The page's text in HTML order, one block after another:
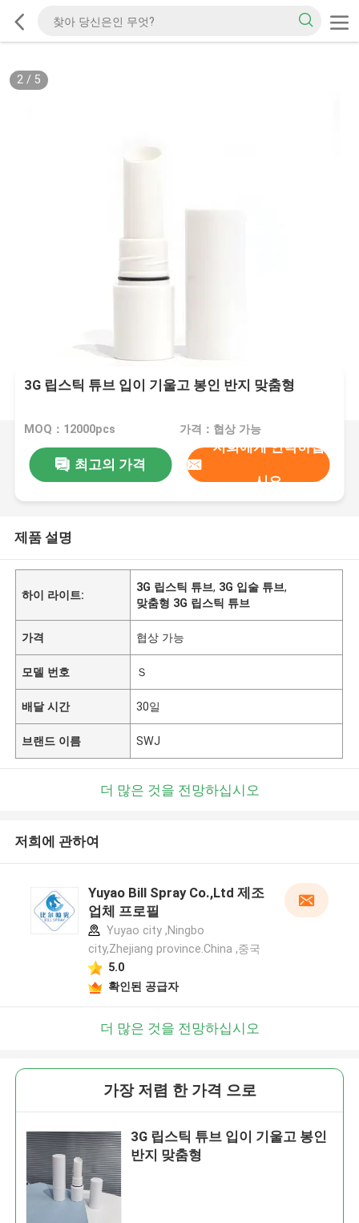
2/ 5
3G 립스틱 튜브 입이 기울고 봉인 반지 맞춤형
MOQ：12000pcs 가격：협상 가능
최고의 가격
저희에게 연락하십
시오
제품 설명
하이 라이트:
3G 립스틱 튜브, 3G 입술 튜브,
맞춤형 3G 립스틱 튜브
가격 협상 가능
모델 번호 Ｓ
배달 시간 30일
브랜드 이름 SWJ
더 많은 것을 전망하십시오
저희에 관하여
Yuyao Bill Spray Co.,Ltd 제조
업체 프로필
Yuyao city ,Ningbo
city,Zhejiang province.China ,중국
5.0
확인된 공급자
더 많은 것을 전망하십시오
가장 저렴 한 가격 으로
3G 립스틱 튜브 입이 기울고 봉인
반지 맞춤형